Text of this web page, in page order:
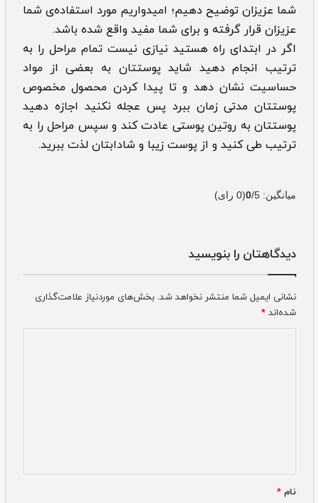
شما عزیزان توضیح دهیم؛ امیدواریم مورد استفاده‌ی شما
عزیزان قرار گرفته و برای شما مفید واقع شده باشد.
اگر در ابتدای راه هستید نیازی نیست تمام مراحل را به
ترتیب انجام دهید شاید پوستتان به بعضی از مواد
حساسیت نشان دهد و تا پیدا کردن محصول مخصوص
پوستتان مدتی زمان ببرد پس عجله نکنید اجازه دهید
پوستتان به روتین پوستی عادت کند و سپس مراحل را به
ترتیب طی کنید و از پوست زیبا و شادابتان لذت ببرید.
میانگین: 0/5
(
0 رای)
دیدگاهتان را بنویسید
نشانی ایمیل شما منتشر نخواهد شد. بخش‌های موردنیاز علامت‌گذاری
شده‌اند *
نام *